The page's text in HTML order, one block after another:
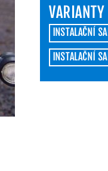
VARIANTY
INSTALAČNÍ
INSTALAČNÍ